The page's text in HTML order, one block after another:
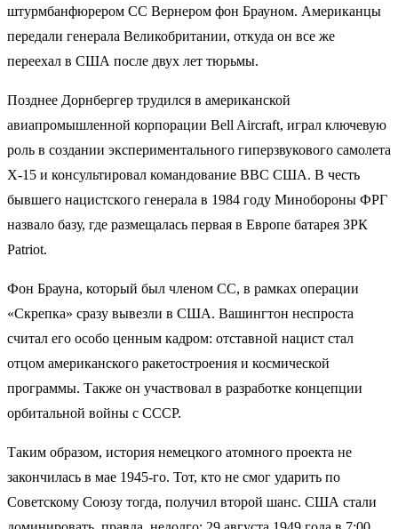
штурмбанфюрером СС Вернером фон Брауном. Американцы
передали генерала Великобритании, откуда он все же
переехал в США после двух лет тюрьмы.
Позднее Дорнбергер трудился в американской
авиапромышленной корпорации Bell Aircraft, играл ключевую
роль в создании экспериментального гиперзвукового самолета
X-15 и консультировал командование ВВС США. В честь
бывшего нацистского генерала в 1984 году Минобороны ФРГ
назвало базу, где размещалась первая в Европе батарея ЗРК
Patriot.
Фон Брауна, который был членом СС, в рамках операции
«Скрепка» сразу вывезли в США. Вашингтон неспроста
считал его особо ценным кадром: отставной нацист стал
отцом американского ракетостроения и космической
программы. Также он участвовал в разработке концепции
орбитальной войны с СССР.
Таким образом, история немецкого атомного проекта не
закончилась в мае 1945-го. Тот, кто не смог ударить по
Советскому Союзу тогда, получил второй шанс. США стали